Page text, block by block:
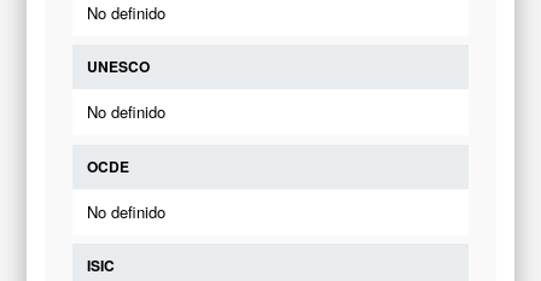
No definido
UNESCO
No definido
OCDE
No definido
ISIC